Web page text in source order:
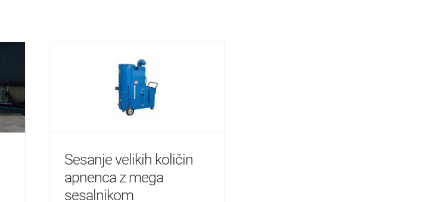
Sesanje velikih količin
apnenca z mega
sesalnikom